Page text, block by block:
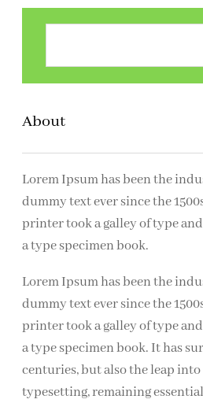
k
n
About
Lorem Ipsum has been the
dummy text ever since the
printer took a galley of type
a type specimen book.
Lorem Ipsum has been the
dummy text ever since the
printer took a galley of type
a type specimen book. It has
centuries, but also the leap
typesetting, remaining